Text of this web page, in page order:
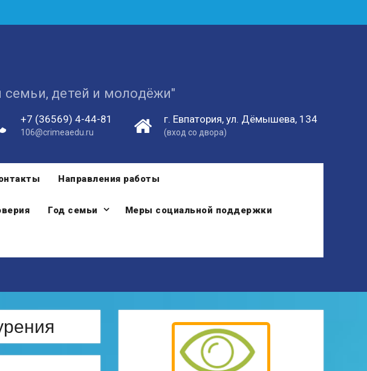
семьи, детей и молодёжи"
+7 (36569) 4-44-81
106@crimeaedu.ru
г. Евпатория, ул. Дёмышева, 134
(вход со двора)
Направления работы
Год семьи Меры социальной поддержки